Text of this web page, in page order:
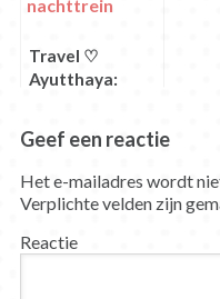
Travel ♡
Ayutthaya:
nachttrein
Geef een reactie
Het e-mailadres wordt
Verplichte velden zijn
Reactie